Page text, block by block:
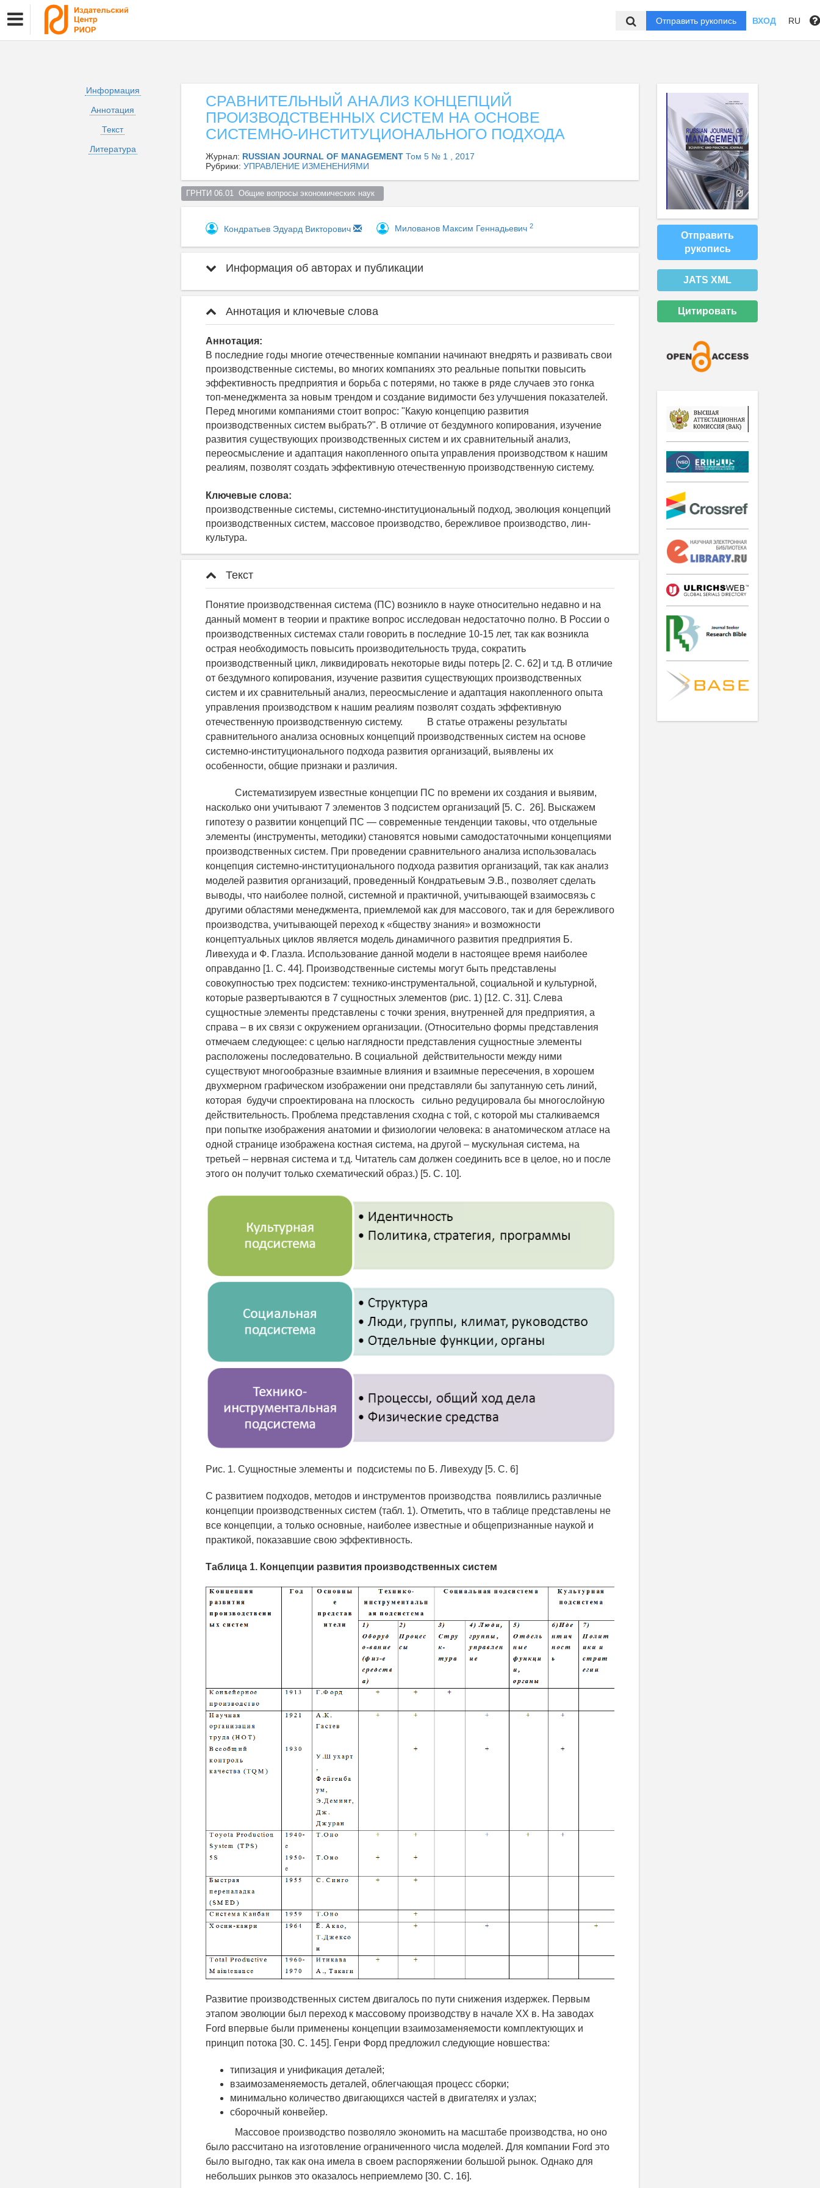
Отправить рукопись ВХОД RU
Информация
Аннотация
Текст
Литература
СРАВНИТЕЛЬНЫЙ АНАЛИЗ КОНЦЕПЦИЙ
ПРОИЗВОДСТВЕННЫХ СИСТЕМ НА ОСНОВЕ
СИСТЕМНО-ИНСТИТУЦИОНАЛЬНОГО ПОДХОДА
Журнал: RUSSIAN JOURNAL OF MANAGEMENT Том 5 № 1 , 2017
Рубрики: УПРАВЛЕНИЕ ИЗМЕНЕНИЯМИ
ГРНТИ 06.01  Общие вопросы экономических наук
Кондратьев Эдуард Викторович Милованов Максим Геннадьевич 2
Информация об авторах и публикации
Аннотация и ключевые слова
Аннотация:
В последние годы многие отечественные компании начинают внедрять и развивать свои
производственные системы, во многих компаниях это реальные попытки повысить
эффективность предприятия и борьба с потерями, но также в ряде случаев это гонка
топ-менеджмента за новым трендом и создание видимости без улучшения показателей.
Перед многими компаниями стоит вопрос: "Какую концепцию развития
производственных систем выбрать?". В отличие от бездумного копирования, изучение
развития существующих производственных систем и их сравнительный анализ,
переосмысление и адаптация накопленного опыта управления производством к нашим
реалиям, позволят создать эффективную отечественную производственную систему.
Ключевые слова:
производственные системы, системно-институциональный подход, эволюция концепций
производственных систем, массовое производство, бережливое производство, лин-
культура.
Текст
Понятие производственная система (ПС) возникло в науке относительно недавно и на
данный момент в теории и практике вопрос исследован недостаточно полно. В России о
производственных системах стали говорить в последние 10-15 лет, так как возникла
острая необходимость повысить производительность труда, сократить
производственный цикл, ликвидировать некоторые виды потерь [2. С. 62] и т.д. В отличие
от бездумного копирования, изучение развития существующих производственных
систем и их сравнительный анализ, переосмысление и адаптация накопленного опыта
управления производством к нашим реалиям позволят создать эффективную
отечественную производственную систему. В статье отражены результаты
сравнительного анализа основных концепций производственных систем на основе
системно-институционального подхода развития организаций, выявлены их
особенности, общие признаки и различия.
Систематизируем известные концепции ПС по времени их создания и выявим,
насколько они учитывают 7 элементов 3 подсистем организаций [5. С. 26]. Выскажем
гипотезу о развитии концепций ПС — современные тенденции таковы, что отдельные
элементы (инструменты, методики) становятся новыми самодостаточными концепциями
производственных систем. При проведении сравнительного анализа использовалась
концепция системно-институционального подхода развития организаций, так как анализ
моделей развития организаций, проведенный Кондратьевым Э.В., позволяет сделать
выводы, что наиболее полной, системной и практичной, учитывающей взаимосвязь с
другими областями менеджмента, приемлемой как для массового, так и для бережливого
производства, учитывающей переход к «бществу знания» и возможности
концептуальных циклов является модель динамичного развития предприятия Б.
Ливехуда и Ф. Глазла. Использование данной модели в настоящее время наиболее
оправданно [1. С. 44]. Производственные системы могут быть представлены
совокупностью трех подсистем: технико-инструментальной, социальной и культурной,
которые развертываются в 7 сущностных элементов (рис. 1) [12. С. 31]. Слева
сущностные элементы представлены с точки зрения, внутренней для предприятия, а
справа – в их связи с окружением организации. (Относительно формы представления
отмечаем следующее: с целью наглядности представления сущностные элементы
расположены последовательно. В социальной действительности между ними
существуют многообразные взаимные влияния и взаимные пересечения, в хорошем
двухмерном графическом изображении они представляли бы запутанную сеть линий,
которая будучи спроектирована на плоскость сильно редуцировала бы многослойную
действительность. Проблема представления сходна с той, с которой мы сталкиваемся
при попытке изображения анатомии и физиологии человека: в анатомическом атласе на
одной странице изображена костная система, на другой – мускульная система, на
третьей – нервная система и т.д. Читатель сам должен соединить все в целое, но и после
этого он получит только схематический образ.) [5. С. 10].
Рис. 1. Сущностные элементы и подсистемы по Б. Ливехуду [5. С. 6]
С развитием подходов, методов и инструментов производства появлились различные
концепции производственных систем (табл. 1). Отметить, что в таблице представлены не
все концепции, а только основные, наиболее известные и общепризнанные наукой и
практикой, показавшие свою эффективность.
Таблица 1. Концепции развития производственных систем
Развитие производственных систем двигалось по пути снижения издержек. Первым
этапом эволюции был переход к массовому производству в начале ХХ в. На заводах
Ford впервые были применены концепции взаимозаменяемости комплектующих и
принцип потока [30. С. 145]. Генри Форд предложил следующие новшества:
типизация и унификация деталей;
взаимозаменяемость деталей, облегчающая процесс сборки;
минимально количество двигающихся частей в двигателях и узлах;
сборочный конвейер.
Массовое производство позволяло экономить на масштабе производства, но оно
было рассчитано на изготовление ограниченного числа моделей. Для компании Ford это
было выгодно, так как она имела в своем распоряжении большой рынок. Однако для
небольших рынков это оказалось неприемлемо [30. С. 16].
Отправить
рукопись
JATS XML
Цитировать